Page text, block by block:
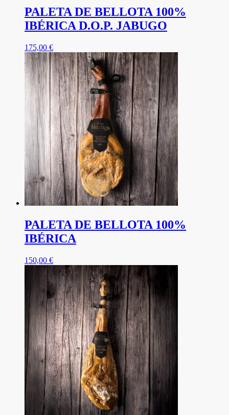
PALETA DE BELLOTA 100%
IBÉRICA D.O.P. JABUGO
175,00 €
PALETA DE BELLOTA 100%
IBÉRICA
150,00 €